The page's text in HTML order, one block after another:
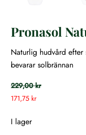
Pronasol
Naturlig hudvård
bevarar solbrännan
229,00kr
171,75 kr
I lager